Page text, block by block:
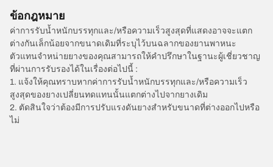
ข้อกฎหมาย
ค่าการรับน้ำหนักบรรทุกและ/หรือความเร็วสูงสุดที่แสดงอาจจะแตก
ต่างกันเล็กน้อยจากขนาดเดิมที่ระบุไว้บนฉลากของยานพาหนะ
ตัวแทนจำหน่ายยางของคุณสามารถให้คำปรึกษาในฐานะผู้เชี่ยวชาญ
ที่ผ่านการรับรองได้ในเรื่องต่อไปนี้ :
1. แจ้งให้คุณทราบหากค่าการรับน้ำหนักบรรทุกและ/หรือความเร็ว
สูงสุดของยางเปลี่ยนทดแทนนั้นแตกต่างไปจากยางเดิม
2. ตัดสินใจว่าต้องมีการปรับแรงดันยางสำหรับขนาดที่ต่างออกไปหรือ
ไม่